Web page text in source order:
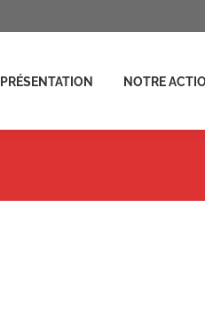
PRÉSENTATION NOTRE
ACTUALITÉS FAIRE UN